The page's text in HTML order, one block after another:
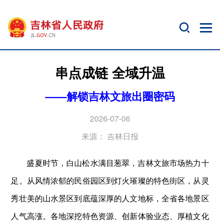
串点成链 全域升温
——解锁吉林文旅出圈密码
2026-07-06
来源： 吉林日报
盛夏时节，白山松水满目葱翠，吉林文旅市场热力十
足。从风情浓郁的民俗园区到灯火璀璨的特色街区，从灵
秀壮美的山水景区到底蕴深厚的人文地标，全省各地景区
人气高涨。各地深挖特色资源、创新体验业态、厚植文化